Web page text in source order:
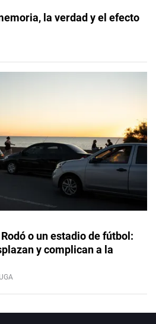
la verdad y el efecto
o un estadio de fútbol:
y complican a la